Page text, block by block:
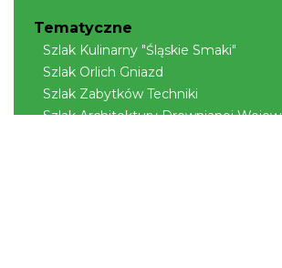
Tematyczne
Szlak Kulinarny "Śląskie Smaki"
Szlak Orlich Gniazd
Szlak Zabytków Techniki
Szlak Architektury Drewnianej